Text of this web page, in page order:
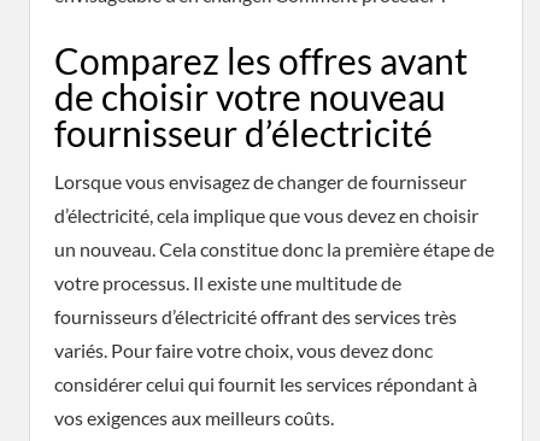
Comparez les offres avant
de choisir votre nouveau
fournisseur d’électricité
Lorsque vous envisagez de changer de fournisseur
d’électricité, cela implique que vous devez en choisir
un nouveau. Cela constitue donc la première étape de
votre processus. Il existe une multitude de
fournisseurs d’électricité offrant des services très
variés. Pour faire votre choix, vous devez donc
considérer celui qui fournit les services répondant à
vos exigences aux meilleurs coûts.